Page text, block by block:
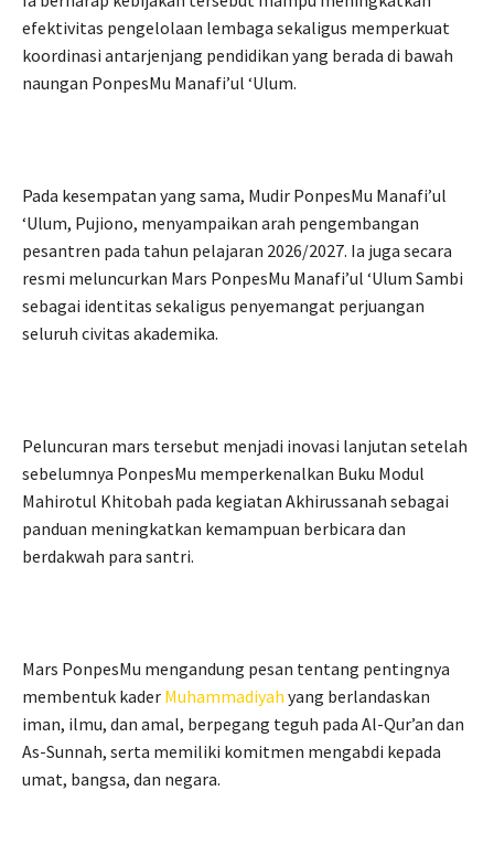
efektivitas pengelolaan lembaga sekaligus memperkuat
koordinasi antarjenjang pendidikan yang berada di bawah
naungan PonpesMu Manafi’ul ‘Ulum.
Pada kesempatan yang sama, Mudir PonpesMu Manafi’ul
‘Ulum, Pujiono, menyampaikan arah pengembangan
pesantren pada tahun pelajaran 2026/2027. Ia juga secara
resmi meluncurkan Mars PonpesMu Manafi’ul ‘Ulum Sambi
sebagai identitas sekaligus penyemangat perjuangan
seluruh civitas akademika.
Peluncuran mars tersebut menjadi inovasi lanjutan setelah
sebelumnya PonpesMu memperkenalkan Buku Modul
Mahirotul Khitobah pada kegiatan Akhirussanah sebagai
panduan meningkatkan kemampuan berbicara dan
berdakwah para santri.
Mars PonpesMu mengandung pesan tentang pentingnya
membentuk kader Muhammadiyah yang berlandaskan
iman, ilmu, dan amal, berpegang teguh pada Al-Qur’an dan
As-Sunnah, serta memiliki komitmen mengabdi kepada
umat, bangsa, dan negara.